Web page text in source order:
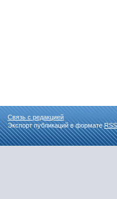
Связь с редакцией
Экспорт публикаций в форматеRSS